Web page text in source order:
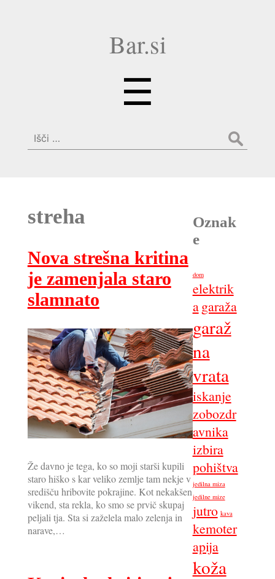
Bar.si
☰
Išči:
streha
Nova strešna kritina
je zamenjala staro
slamnato
Že davno je tega, ko so moji starši kupili
staro hiško s kar veliko zemlje tam nekje v
središču hribovite pokrajine. Kot nekakšen
vikend, sta rekla, ko smo se prvič skupaj
peljali tja. Sta si zaželela malo zelenja in
narave,…
Oznak
e
dom
elektrik
agaraža
garaž
na
vrata
iskanje
zobozdr
avnika
izbira
pohištva
jedilna miza
jedilne mize
jutro kava
kemoter
apija
koža